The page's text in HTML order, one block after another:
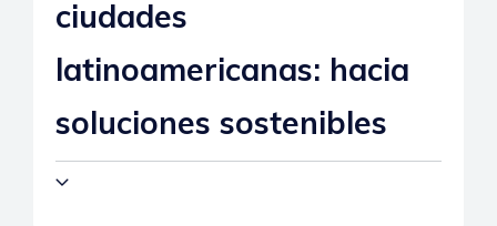
ciudades
latinoamericanas: hacia
soluciones sostenibles